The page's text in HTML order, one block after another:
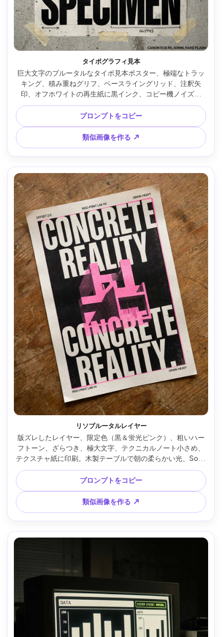
タイポグラフィ見本
巨大文字のブルータルなタイポ見本ポスター、極端なトラッ
キング、積み重ねグリフ、ベースライングリッド、注釈矢
印、オフホワイトの再生紙に黒インク、コピー機ノイズ・
埃。壁にテープ止め、Canon EOS R5、50mm、強ストロボ、
シャープディテール --ar 4:5
プロンプトをコピー
類似画像を作る ↗
リソブルータルレイヤー
版ズレしたレイヤー、限定色（黒＆蛍光ピンク）、粗いハー
フトーン、ざらつき、極大文字、テクニカルノート小さめ、
テクスチャ紙に印刷。木製テーブルで朝の柔らかい光、Sony
A7IV、35mm、俯瞰、紙の繊維がリアル --ar 4:5
プロンプトをコピー
類似画像を作る ↗